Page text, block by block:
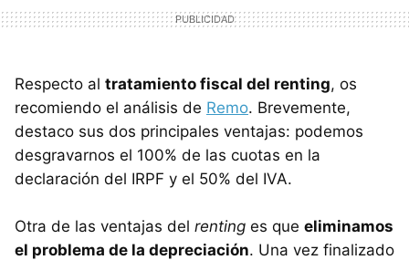
Respecto al tratamiento fiscal del renting, os
recomiendo el análisis de Remo. Brevemente,
destaco sus dos principales ventajas: podemos
desgravarnos el 100% de las cuotas en la
declaración del IRPF y el 50% del IVA.
Otra de las ventajas del renting es que eliminamos
el problema de la depreciación. Una vez finalizado